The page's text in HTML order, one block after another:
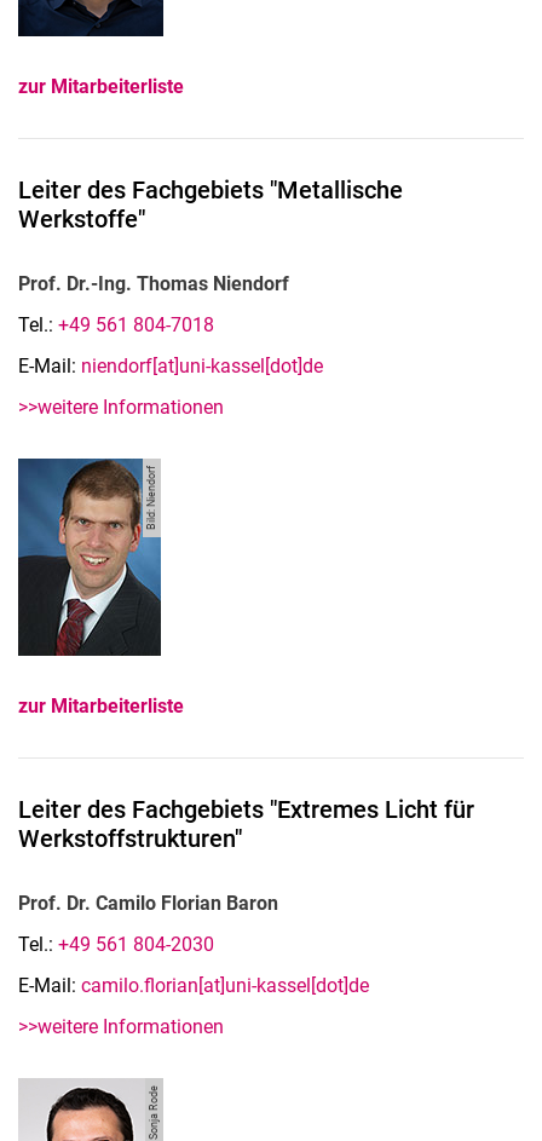
zur Mitarbeiterliste
Leiter des Fachgebiets "Metallische
Werkstoffe"
Prof. Dr.-Ing. Thomas Niendorf
Tel.: +49 561 804-7018
E-Mail: niendorf[at]uni-kassel[dot]de
>>weitere Informationen
Bild: Niendorf
zur Mitarbeiterliste
Leiter des Fachgebiets "Extremes Licht für
Werkstoffstrukturen"
Prof. Dr. Camilo Florian Baron
Tel.: +49 561 804-2030
E-Mail: camilo.florian[at]uni-kassel[dot]de
>>weitere Informationen
Bild: Sonja Rode